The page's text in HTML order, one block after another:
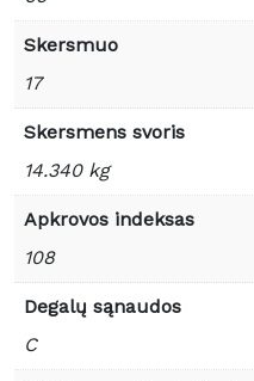
Skersmuo
17
Skersmens svoris
14.340 kg
Apkrovos indeksas
108
Degalų sąnaudos
C